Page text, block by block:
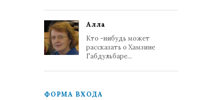
Алла
Кто -нибудь может
рассказать о Хамзине
Габдульбаре...
ФОРМА ВХОДА